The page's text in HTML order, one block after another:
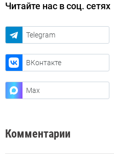
Читайте нас в соц. сетях
Telegram
ВКонтакте
Max
Комментарии